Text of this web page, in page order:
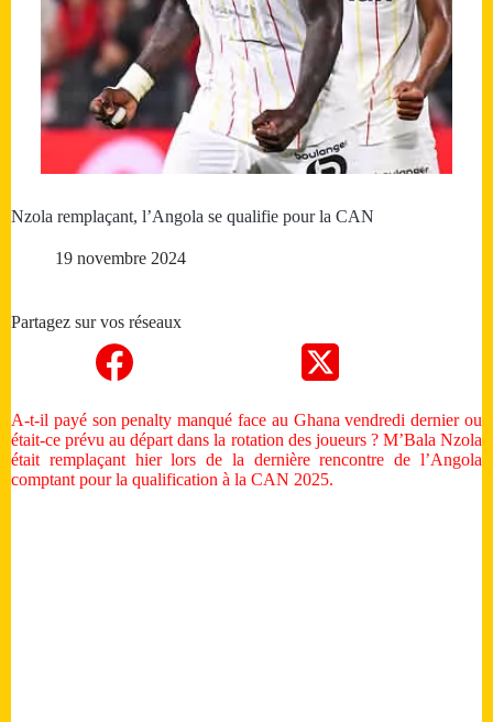
Nzola remplaçant, l’Angola se qualifie pour la CAN
19 novembre 2024
Partagez sur vos réseaux
A-t-il payé son penalty manqué face au Ghana vendredi dernier ou
était-ce prévu au départ dans la rotation des joueurs ? M’Bala Nzola
était remplaçant hier lors de la dernière rencontre de l’Angola
comptant pour la qualification à la CAN 2025.